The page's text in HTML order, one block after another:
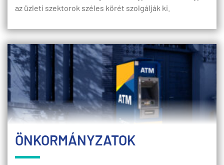
az üzleti szektorok széles körét szolgálják ki.
ÖNKORMÁNYZATOK